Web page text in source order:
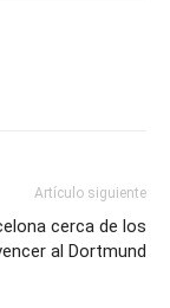
Artículo siguiente
cerca de los
al Dortmund